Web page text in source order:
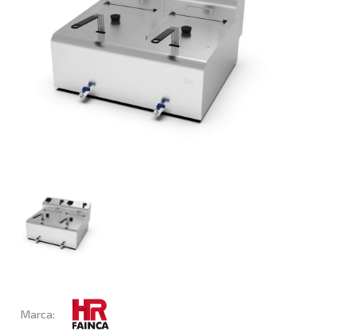
Marca: